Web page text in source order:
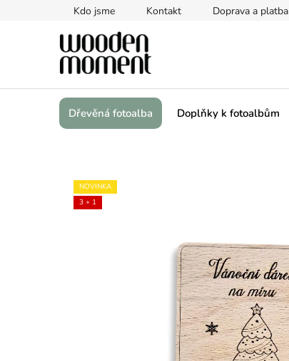
Kdo jsme Kontakt Doprava a platba
Dřevěná fotoalba Doplňky k fotoalbům
NOVINKA
3 + 1